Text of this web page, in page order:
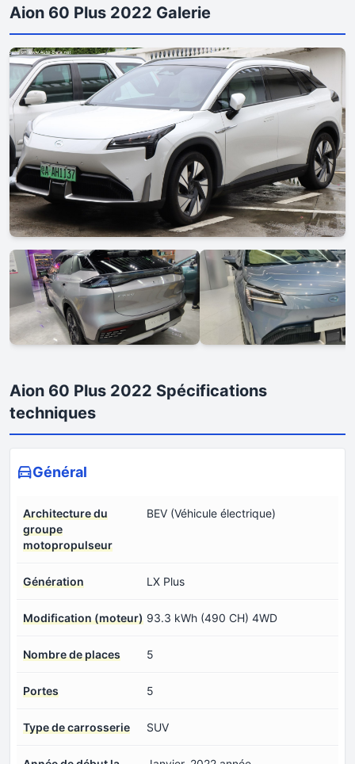
Aion 60 Plus 2022 Galerie
Aion 60 Plus 2022 Spécifications
techniques
Général
Architecture du
groupe
motopropulseur
BEV (Véhicule électrique)
Génération LX Plus
Modification (moteur) 93.3 kWh (490 CH) 4WD
Nombre de places 5
Portes 5
Type de carrosserie SUV